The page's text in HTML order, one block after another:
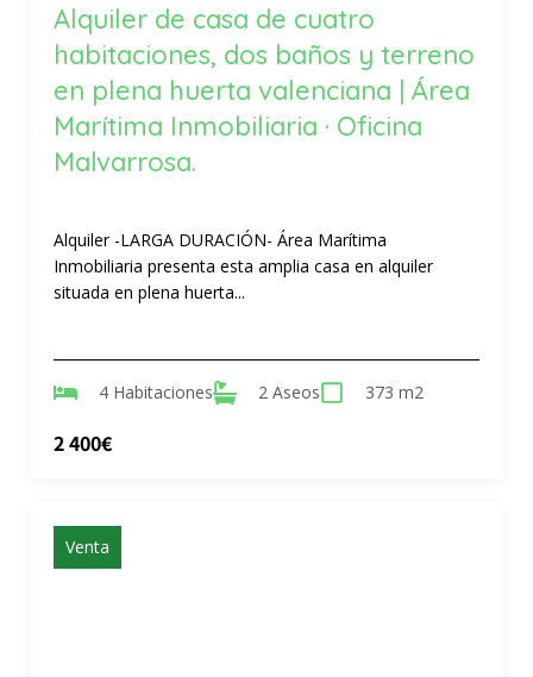
Alquiler de casa de cuatro
habitaciones, dos baños y terreno
en plena huerta valenciana | Área
Marítima Inmobiliaria · Oficina
Malvarrosa.
Alquiler -LARGA DURACIÓN- Área Marítima
Inmobiliaria presenta esta amplia casa en alquiler
situada en plena huerta...
4 Habitaciones 2 Aseos 373 m2
2 400€
Venta